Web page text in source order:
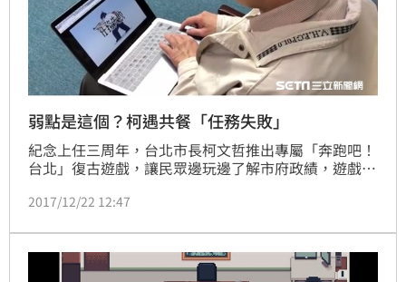
弱點是這個？柯遇共餐「任務失敗」
紀念上任三周年，台北市長柯文哲推出專屬「奔跑吧！
台北」復古遊戲，讓民眾邊玩邊了解市府政績，遊戲於
花絮，「玩兩次、死兩次，比批公文還難」。
2017/12/22 12:47